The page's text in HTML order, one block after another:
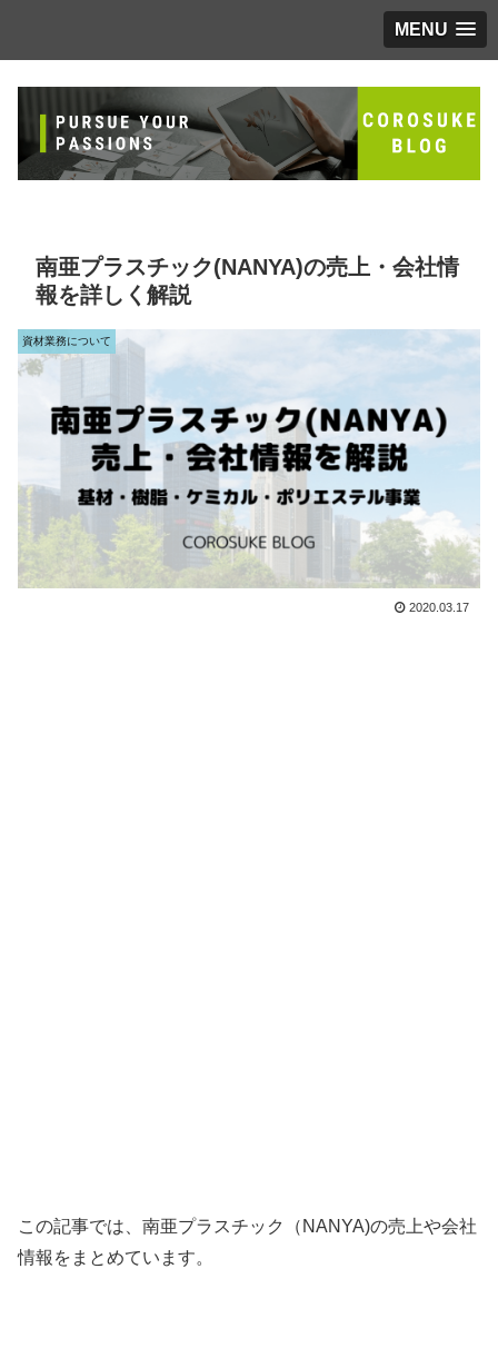
MENU
南亜プラスチック(NANYA)の売上・会社情
報を詳しく解説
資材業務について
2020.03.17
この記事では、南亜プラスチック（NANYA)の売上や会社
情報をまとめています。